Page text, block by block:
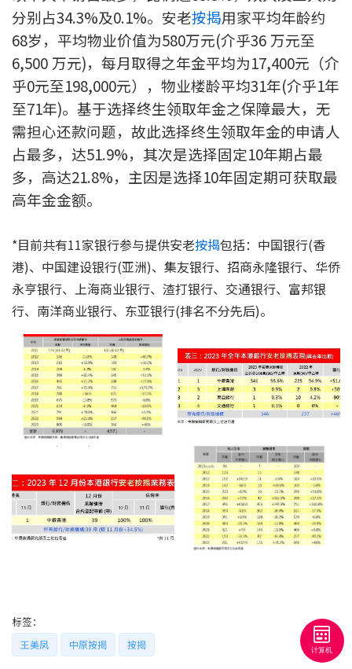
楼按专栏
按揭百科
实时银行资讯
装修·保险优惠
免费装修转介服务
火险、家居、宠物保险
保险资讯专栏
联络我们
联络方式
网上申请按揭转介
条款及细则
私隐政策
中原地产 | 网上搵楼 |
中原工商铺
© 2026 中原按揭经纪有限公司 Centaline Mortgage Broker Limited 版权所有
分别占34.3%及0.1%。安老按揭用家平均年龄约
68岁，平均物业价值为580万元(介乎36 万元至
6,500 万元)，每月取得之年金平均为17,400元（介
乎0元至198,000元），物业楼龄平均31年(介乎1年
至71年)。基于选择终生领取年金之保障最大，无
需担心还款问题，故此选择终生领取年金的申请人
占最多，达51.9%，其次是选择固定10年期占最
多，高达21.8%，主因是选择10年固定期可获取最
高年金金额。
*目前共有11家银行参与提供安老按揭包括：中国银行(香
港)、中国建设银行(亚洲)、集友银行、招商永隆银行、华侨
永亨银行、上海商业银行、渣打银行、交通银行、富邦银
行、南洋商业银行、东亚银行(排名不分先后)。
标签：
王美凤 中原按揭 按揭